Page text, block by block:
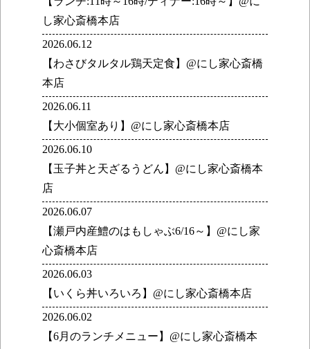
し家心斎橋本店
2026.06.12
【わさびタルタル鶏天定食】@にし家心斎橋
本店
2026.06.11
【大小個室あり】@にし家心斎橋本店
2026.06.10
【玉子丼と天ざるうどん】@にし家心斎橋本
店
2026.06.07
【瀬戸内産鱧のはもしゃぶ6/16～】@にし家
心斎橋本店
2026.06.03
【いくら丼いろいろ】@にし家心斎橋本店
2026.06.02
【6月のランチメニュー】@にし家心斎橋本